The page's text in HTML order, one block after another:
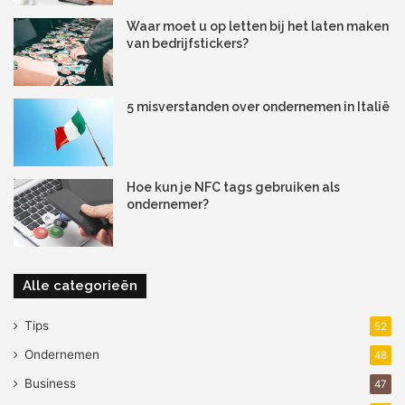
Smart living
Bij de term ‘smart home’ denk je aan huizen die zelfstandig
living’ ofwel slim wonen. Want de technologie is bedoeld
om het leven net iets praktischer, comfortabeler of leuker
Waar moet u op letten bij het laten maken
van bedrijfstickers?
5 misverstanden over ondernemen in Italië
Hoe kun je NFC tags gebruiken als
ondernemer?
Alle categorieën
Tips 52
Ondernemen 48
Business 47